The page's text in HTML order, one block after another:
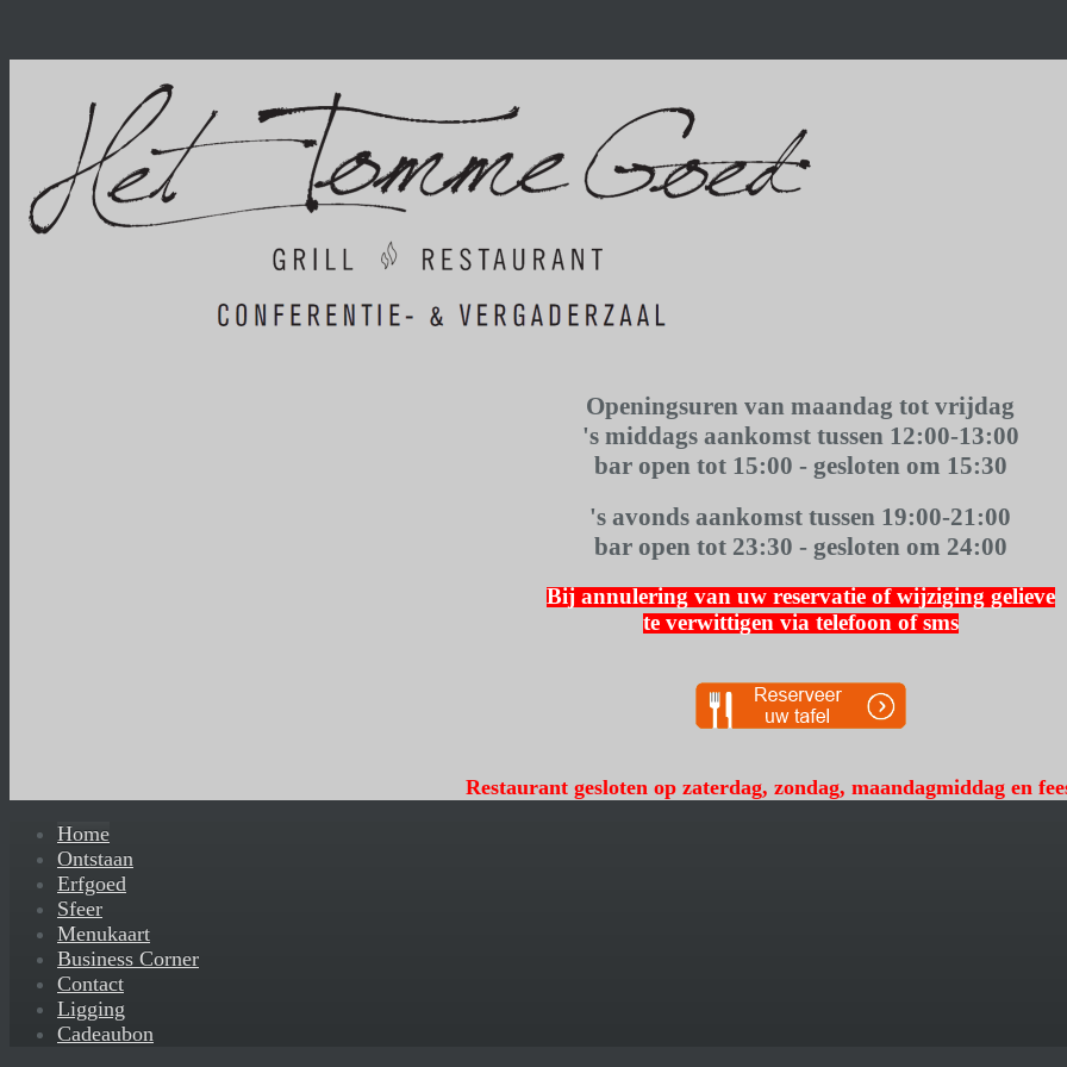
Openingsuren van maandag tot vrijdag
's middags aankomst tussen 12:00-13:00
bar open tot 15:00 - gesloten om 15:30
's avonds aankomst tussen 19:00-21:00
bar open tot 23:30 - gesloten om 24:00
Bij annulering van uw reservatie of wijziging gelieve
te verwittigen via telefoon of sms
Restaurant gesloten op zaterdag, zondag, maandagmiddag en
Home
Ontstaan
Erfgoed
Sfeer
Menukaart
Business Corner
Contact
Ligging
Cadeaubon